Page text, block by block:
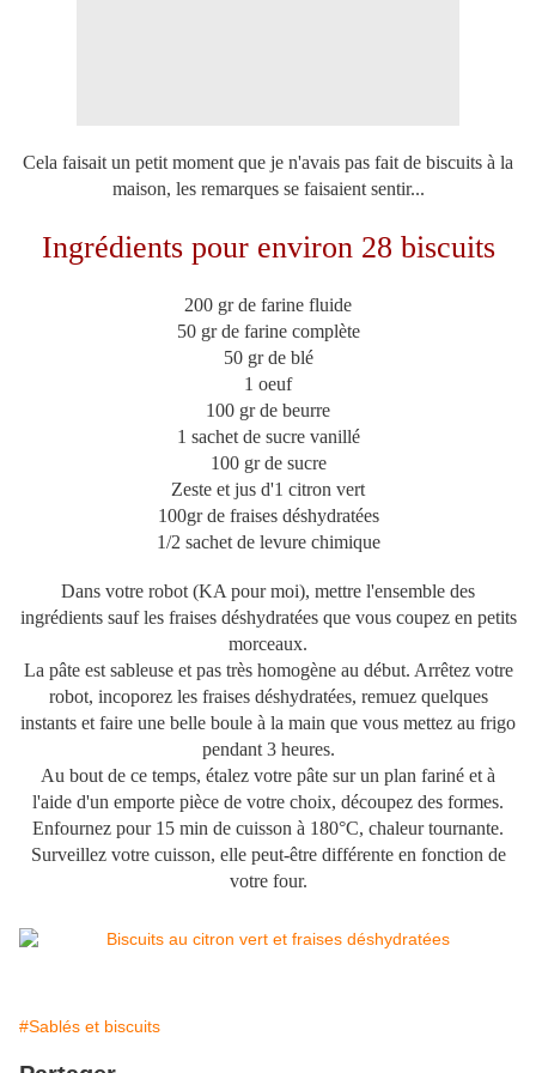
Cela faisait un petit moment que je n'avais pas fait de biscuits à la
maison, les remarques se faisaient sentir...
Ingrédients pour environ 28 biscuits
200 gr de farine fluide
50 gr de farine complète
50 gr de blé
1 oeuf
100 gr de beurre
1 sachet de sucre vanillé
100 gr de sucre
Zeste et jus d'1 citron vert
100gr de fraises déshydratées
1/2 sachet de levure chimique
Dans votre robot (KA pour moi), mettre l'ensemble des
ingrédients sauf les fraises déshydratées que vous coupez en petits
morceaux.
La pâte est sableuse et pas très homogène au début. Arrêtez votre
robot, incoporez les fraises déshydratées, remuez quelques
instants et faire une belle boule à la main que vous mettez au frigo
pendant 3 heures.
Au bout de ce temps, étalez votre pâte sur un plan fariné et à
l'aide d'un emporte pièce de votre choix, découpez des formes.
Enfournez pour 15 min de cuisson à 180°C, chaleur tournante.
Surveillez votre cuisson, elle peut-être différente en fonction de
votre four.
#Sablés et biscuits